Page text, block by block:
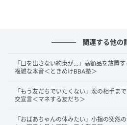
異所性子宮内膜症（
宮内膜に似た組織が、子宮以外
病気）」と診断されました。
聞き慣れない病名に驚きなが
とで少しだけ気持ちが落ち着
関連する他の
「口を出さない約束が…」高額品を放置
複雑な本音＜ときめけBBA塾＞
「もう友だちでいたくない」恋の相手ま
交宣言＜マネする友だち＞
「おばあちゃんの体みたい」小指の突然